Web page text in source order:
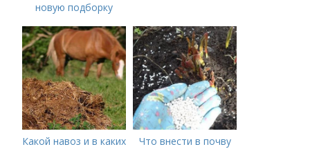
новую подборку
Какой навоз и в каких
Что внести в почву